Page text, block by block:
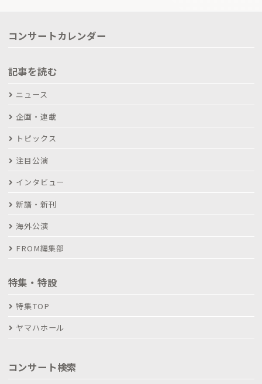
コンサートカレンダー
記事を読む
ニュース
企画・連載
トピックス
注目公演
インタビュー
新譜・新刊
海外公演
FROM編集部
特集・特設
特集TOP
ヤマハホール
コンサート検索